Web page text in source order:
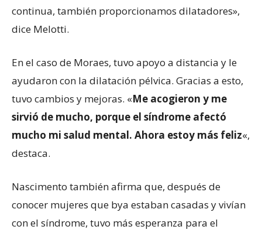
continua, también proporcionamos dilatadores»,
dice Melotti.
En el caso de Moraes, tuvo apoyo a distancia y le
ayudaron con la dilatación pélvica. Gracias a esto,
tuvo cambios y mejoras. «Me acogieron y me
sirvió de mucho, porque el síndrome afectó
mucho mi salud mental. Ahora estoy más feliz«,
destaca.
Nascimento también afirma que, después de
conocer mujeres que bya estaban casadas y vivían
con el síndrome, tuvo más esperanza para el